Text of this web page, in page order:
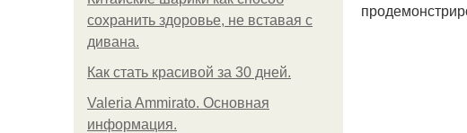
сохранить здоровье, не вставая с
дивана.
Как стать красивой за 30 дней.
Valeria Ammirato. Основная
информация.